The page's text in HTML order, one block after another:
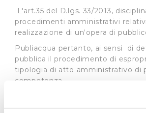
L'art.35 del D.lgs. 33/2013,
procedimenti amministrativi
realizzazione di un'opera di
Publiacqua pertanto, ai sensi di
pubblica il procedimento di
tipologia di atto amministrativo di
competenza.
In base all’art. 22 L.R. 69/2011
Toscana può delegare, in tutto o